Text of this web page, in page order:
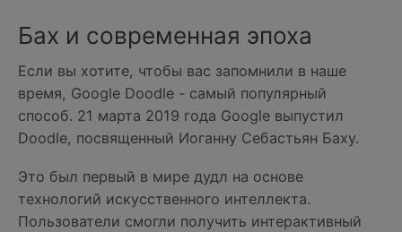
Бах и современная эпоха
Если вы хотите, чтобы вас запомнили в наше
время, Google Doodle - самый популярный
способ. 21 марта 2019 года Google выпустил
Doodle, посвященный Иоганну Себастьян Баху.
Это был первый в мире дудл на основе
технологий искусственного интеллекта.
Пользователи смогли получить интерактивный